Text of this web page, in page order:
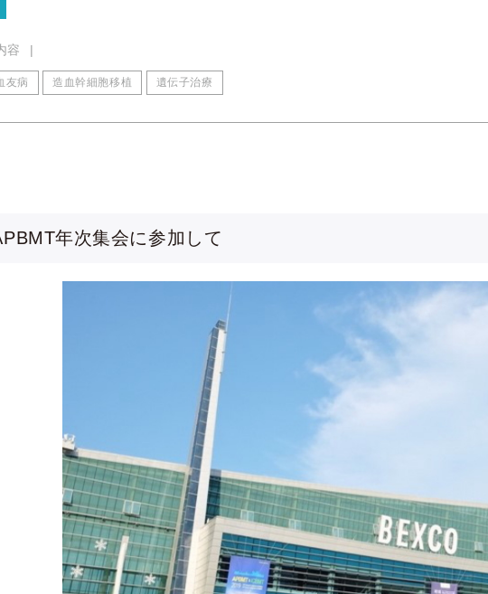
容
友病 造血幹細胞移植 遺伝子治療
年次集会に参加して